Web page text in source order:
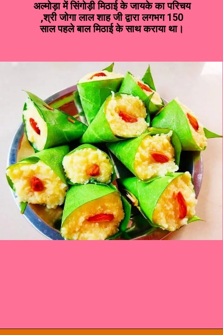
अल्मोड़ा में सिंगोड़ी मिठाई के जायके का परिचय
,श्री जोगा लाल शाह जी द्वारा लगभग 150
साल पहले बाल मिठाई के साथ कराया था।